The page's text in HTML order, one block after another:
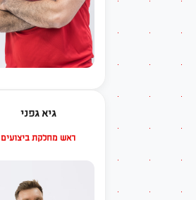
גיא גפני
ראש מחלקת ביצועים